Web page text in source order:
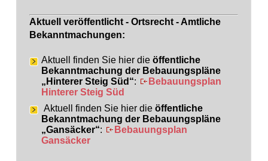
Aktuell veröffentlicht - Ortsrecht - Amtliche
Bekanntmachungen:
Aktuell finden Sie hier die öffentliche
Bekanntmachung der Bebauungspläne
„Hinterer Steig Süd“:
Bebauungsplan
Hinterer Steig Süd
Aktuell finden Sie hier die öffentliche
Bekanntmachung der Bebauungspläne
„Gansäcker“:
Bebauungsplan
Gansäcker